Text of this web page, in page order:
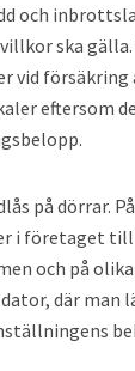
och
ska gälla.
vid försäkring
eftersom
på dörrar.
i företaget
och på
där man